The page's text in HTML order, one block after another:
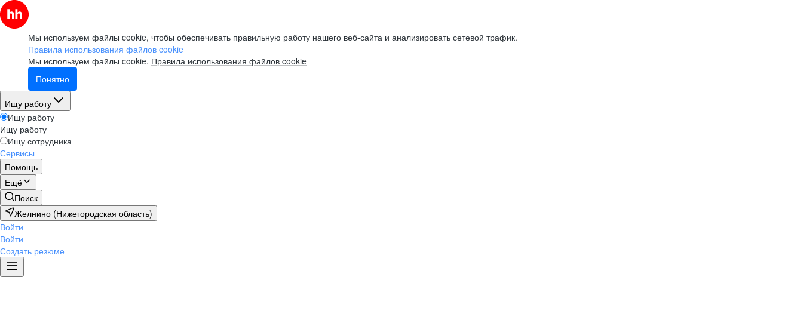
Мы используем файлы cookie, чтобы обеспечивать правильную работу нашего веб-сайта и анализировать сетевой трафик.
Правила использования файлов cookie
Мы используем файлы cookie. Правила использования файлов cookie
Понятно
Ищу работу
Ищу работу
Ищу работу
Ищу сотрудника
Сервисы
Помощь
Ещё
Поиск
Желнино (Нижегородская область)
Войти
Войти
Создать резюме